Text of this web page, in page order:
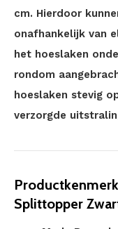
cm. Hierdoor
onafhankelijk van
het hoeslaken
rondom
hoeslaken stevig
verzorgde
Splittopper